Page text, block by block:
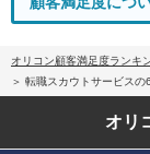
オリコン顧客満足度ランキ
転職スカウトサービス
オリ